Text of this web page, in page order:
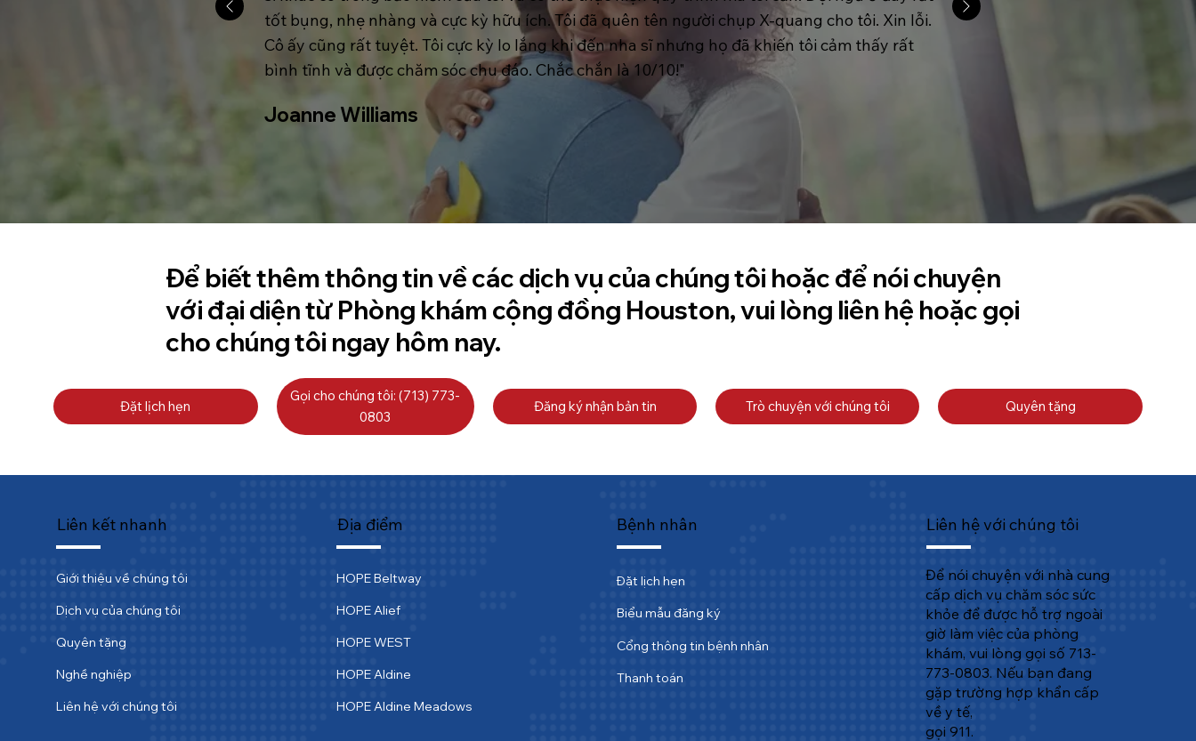
tốt bụng, nhẹ nhàng và cực kỳ hữu ích. Tôi đã quên tên người chụp X-quang cho tôi. Xin lỗi.
Cô ấy cũng rất tuyệt. Tôi cực kỳ lo lắng khi đến nha sĩ nhưng họ đã khiến tôi cảm thấy rất
bình tĩnh và được chăm sóc chu đáo. Chắc chắn là 10/10!"
Joanne Williams
Để biết thêm thông tin về các dịch vụ của chúng tôi hoặc để nói chuyện
với đại diện từ Phòng khám cộng đồng Houston, vui lòng liên hệ hoặc gọi
cho chúng tôi ngay hôm nay.
Đặt lịch hẹn
Gọi cho chúng tôi: (713) 773-
0803
Đăng ký nhận bản tin Trò chuyện với chúng tôi Quyên tặng
Liên kết nhanh
Giới thiệu về chúng tôi
Dịch vụ của chúng tôi
Quyên tặng
Nghề nghiệp
Liên hệ với chúng tôi
Địa điểm
HOPE Beltway
HOPE Alief
HOPE WEST
HOPE Aldine
HOPE Aldine Meadows
Bệnh nhân
Đặt lịch hẹn
Biểu mẫu đăng ký
Cổng thông tin bệnh nhân
Thanh toán
Liên hệ với chúng tôi
Để nói chuyện với nhà cung
cấp dịch vụ chăm sóc sức
khỏe để được hỗ trợ ngoài
giờ làm việc của phòng
khám, vui lòng gọi số 713-
773-0803. Nếu bạn đang
gặp trường hợp khẩn cấp
về y tế,
gọi 911.